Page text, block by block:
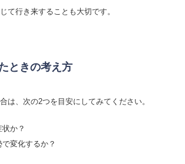
て行き来することも大切です。
ときの考え方
は、次の2つを目安にしてみてください。
か？
変化するか？